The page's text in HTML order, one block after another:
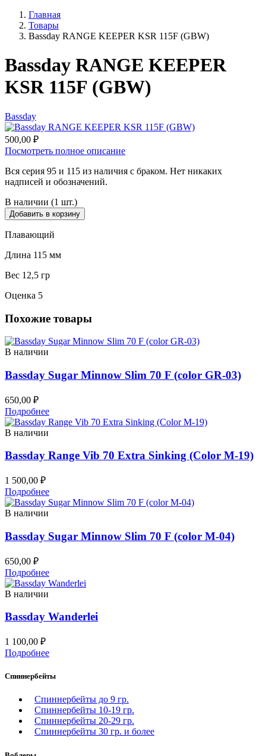
Главная
Товары
Bassday RANGE KEEPER KSR 115F (GBW)
Bassday RANGE KEEPER
KSR 115F (GBW)
Bassday
500,00 ₽
Посмотреть полное описание
Вся серия 95 и 115 из наличия с браком. Нет никаких
надписей и обозначений.
В наличии (1 шт.)
Добавить в корзину
Плавающий
Длина 115 мм
Вес 12,5 гр
Оценка 5
Похожие товары
В наличии
Bassday Sugar Minnow Slim 70 F (color GR-03)
650,00 ₽
Подробнее
В наличии
Bassday Range Vib 70 Extra Sinking (Color М-19)
1 500,00 ₽
Подробнее
В наличии
Bassday Sugar Minnow Slim 70 F (color M-04)
650,00 ₽
Подробнее
В наличии
Bassday Wanderlei
1 100,00 ₽
Подробнее
Спиннербейты
Спиннербейты до 9 гр.
Спиннербейты 10-19 гр.
Спиннербейты 20-29 гр.
Спиннербeйты 30 гр. и более